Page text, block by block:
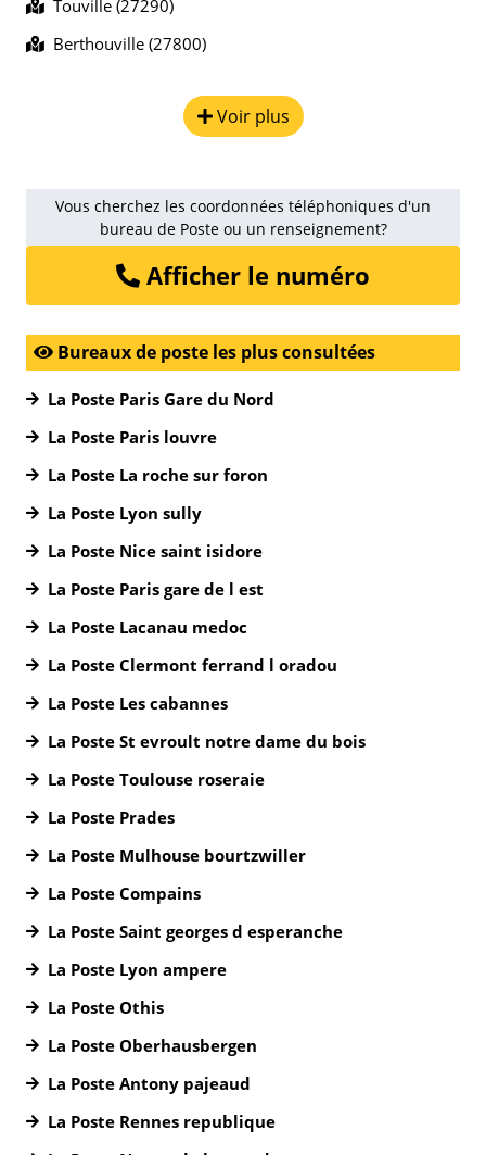
Touville (27290)
Berthouville (27800)
Voir plus
Vous cherchez les coordonnées téléphoniques d'un
bureau de Poste ou un renseignement?
Afficher le numéro
Bureaux de poste les plus consultées
La Poste Paris Gare du Nord
La Poste Paris louvre
La Poste La roche sur foron
La Poste Lyon sully
La Poste Nice saint isidore
La Poste Paris gare de l est
La Poste Lacanau medoc
La Poste Clermont ferrand l oradou
La Poste Les cabannes
La Poste St evroult notre dame du bois
La Poste Toulouse roseraie
La Poste Prades
La Poste Mulhouse bourtzwiller
La Poste Compains
La Poste Saint georges d esperanche
La Poste Lyon ampere
La Poste Othis
La Poste Oberhausbergen
La Poste Antony pajeaud
La Poste Rennes republique